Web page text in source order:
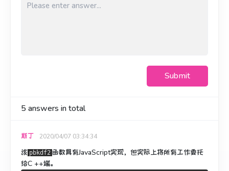
Submit
5answers in total
斯丁 2020/04/07 03:34:34
该 pbkdf2 函数具有JavaScript实现，但实际上将所有工作委托
给C ++端。